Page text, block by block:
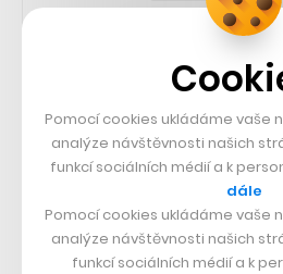
SLEDUJTE NÁS
25k
Pomocí cookies ukládáme vaše
analýze návštěvnosti našich
funkcí sociálních médií a k
dále
Pomocí cookies ukládáme vaše
analýze návštěvnosti našich
funkcí sociálních médií a k